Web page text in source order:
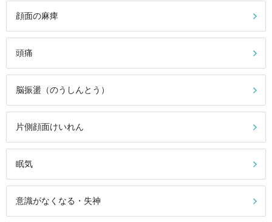
顔面の麻痺
頭痛
脳振盪（のうしんとう）
片側顔面けいれん
眠気
意識がなくなる・失神